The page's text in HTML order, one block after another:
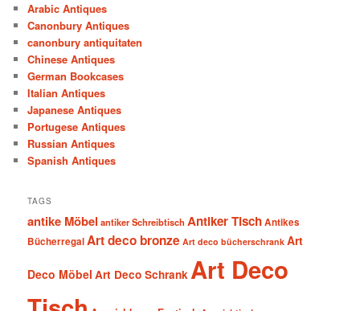
Arabic Antiques
Canonbury Antiques
canonbury antiquitaten
Chinese Antiques
German Bookcases
Italian Antiques
Japanese Antiques
Portugese Antiques
Russian Antiques
Spanish Antiques
TAGS
antike Möbel antiker Schreibtisch Antiker TischAntikes
BücherregalArt deco bronze Art deco bücherschrank Art
Deco Möbel Art Deco Schrank Art Deco